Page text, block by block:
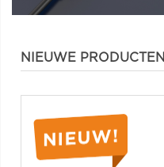
NIEUWE PRODUCTEN